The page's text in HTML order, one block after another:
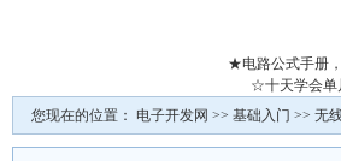
★电路公式手册
☆十天学会单
您现在的位置： 电子开发网 >> 基础入门 >> 无